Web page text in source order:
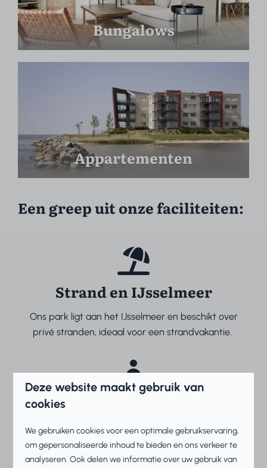
Bungalows
Appartementen
Een greep uit onze faciliteiten:
Strand en IJsselmeer
Ons park ligt aan het IJsselmeer en beschikt over
privé stranden, ideaal voor een strandvakantie.
Speel tennis, midgetgolf of voetbiljard of ontdek
samen met uw kinderen de speeltuinen en
sportvelden.
Deze website maakt gebruik van
cookies
We gebruiken cookies voor een optimale gebruikservaring,
om gepersonaliseerde inhoud te bieden en ons verkeer te
analyseren. Ook delen we informatie over uw gebruik van